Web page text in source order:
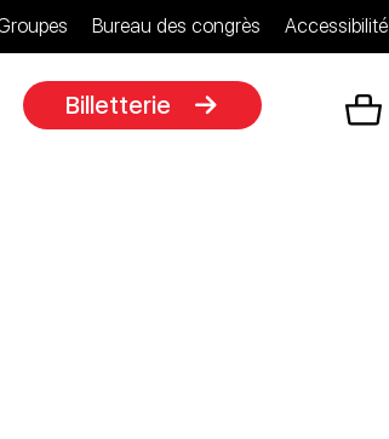
Bureau des congrès Accessibilité
Billetterie